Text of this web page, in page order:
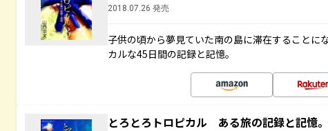
2018.07.26 発売
子供の頃から夢見ていた南の島に滞在することに
カルな45日間の記録と記憶。
とろとろトロピカル ある旅の記録と記憶